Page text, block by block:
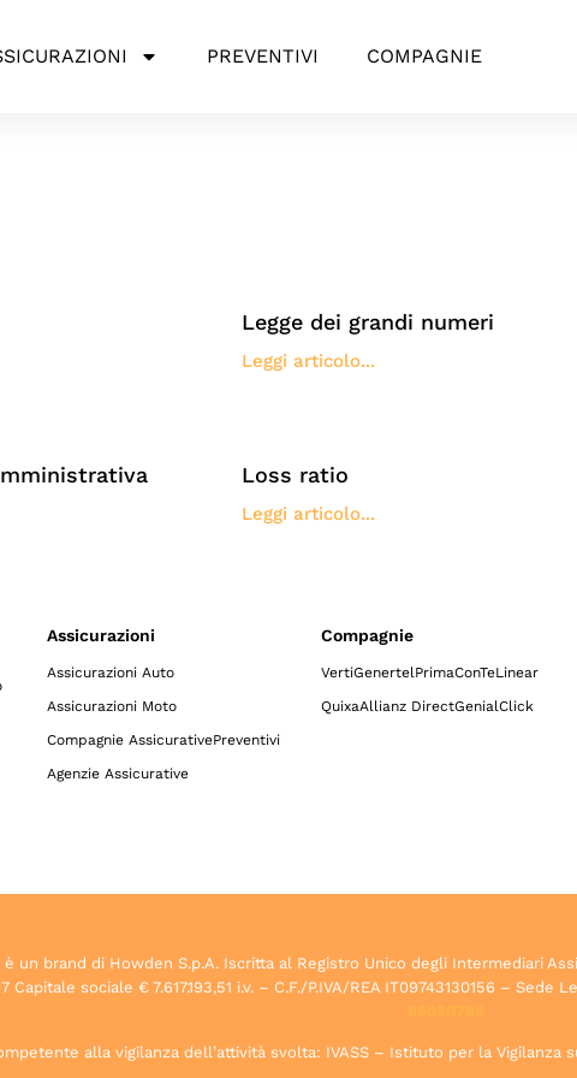
PREVENTIVI COMPAGNIE
Legge dei grandi numeri
Leggi articolo...
Loss ratio
Leggi articolo...
Assicurazioni
Assicurazioni Auto
Assicurazioni Moto
Compagnie AssicurativePreventivi
Agenzie Assicurative
Compagnie
VertiGenertelPrimaConTeLinear
QuixaAllianz DirectGenialClick
è un brand di Howden S.p.A. Iscritta al Registro Unico degli Intermediari
Capitale sociale € 7.617.193,51 i.v. – C.F./P.IVA/REA IT09743130156 – Sede
alla vigilanza dell’attività svolta: IVASS – Istituto per la Vigilanza